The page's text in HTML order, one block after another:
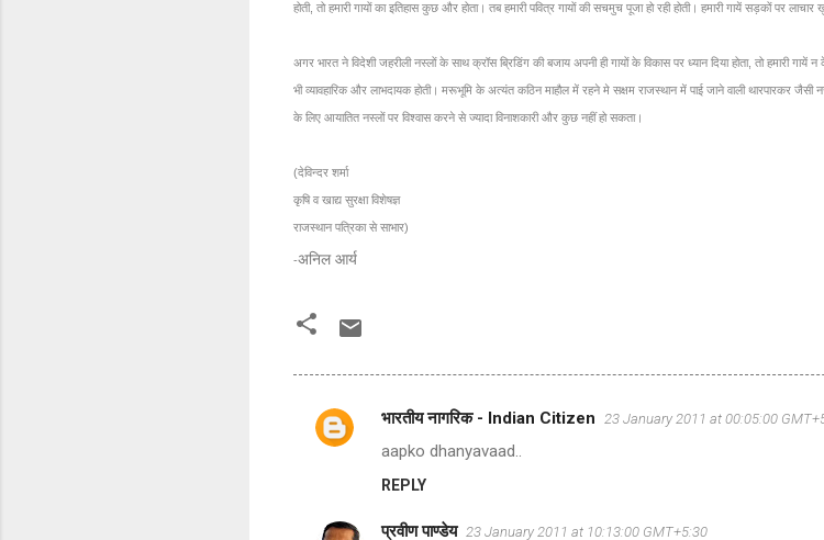
होती, तो हमारी गायों का इतिहास कुछ और होता। तब हमारी पवित्र गायों की सचमुच पूजा हो रही होती। हमारी गायें सड़कों पर
अगर भारत ने विदेशी जहरीली नस्लों के साथ क्रॉस ब्रिडिंग की बजाय अपनी ही गायों के विकास पर ध्यान दिया होता, तो हमारी
भी व्यावहारिक और लाभदायक होती। मरूभूमि के अत्यंत कठिन माहौल में रहने मे सक्षम राजस्थान में पाई जाने वाली थारपारकर जैसी
के लिए आयातित नस्लों पर विश्वास करने से ज्यादा विनाशकारी और कुछ नहीं हो सकता।
(देविन्दर शर्मा
कृषि व खाद्य सुरक्षा विशेषज्ञ
राजस्थान पत्रिका से साभार)
-अनिल आर्य
C
m
भारतीय नागरिक - Indian Citizen 23 January 2011 at 00:05:00
aapko dhanyavaad..
REPLY
प्रवीण पाण्डेय 23 January 2011 at 10:13:00 GMT+5:30